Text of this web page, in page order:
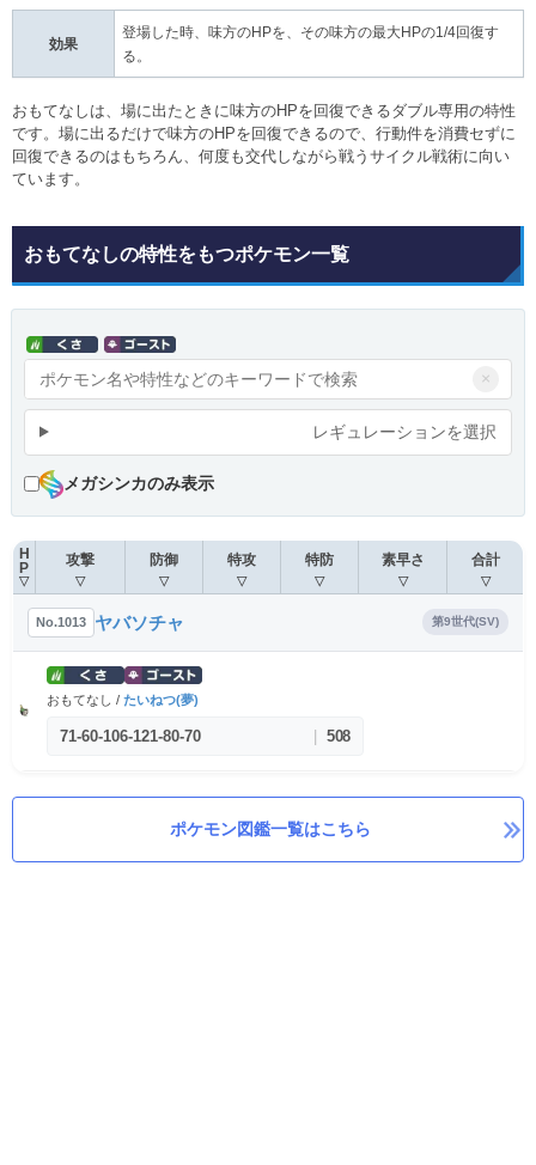
効果
登場した時、味方のHPを、その味方の最大HPの1/4回復す
る。
おもてなしは、場に出たときに味方のHPを回復できるダブル専用の特性
です。場に出るだけで味方のHPを回復できるので、行動件を消費セずに
回復できるのはもちろん、何度も交代しながら戦うサイクル戦術に向い
ています。
おもてなしの特性をもつポケモン一覧
×
レギュレーションを選択
メガシンカのみ表示
H
P
▽
攻撃
▽
防御
▽
特攻
▽
特防
▽
素早さ
▽
合計
▽
No.1013 ヤバソチャ 第9世代(SV)
おもてなし / たいねつ(夢)
71-60-106-121-80-70 508
ポケモン図鑑一覧はこちら